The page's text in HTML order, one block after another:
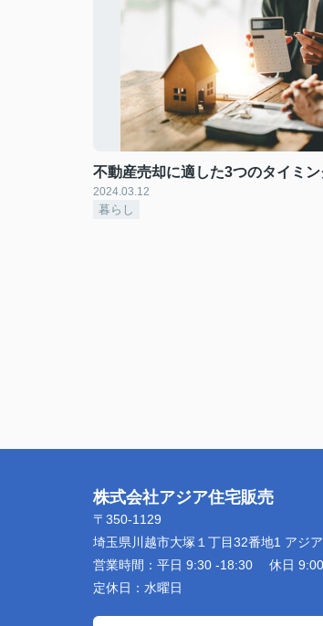
不動産売却に適した3つのタイミ
2024.03.12
暮らし
株式会社アジア住宅販売
〒350-1129
埼玉県川越市大塚１丁目32番地1 アジ
営業時間： 平日 9:30 -18:30 休日
定休日： 水曜日